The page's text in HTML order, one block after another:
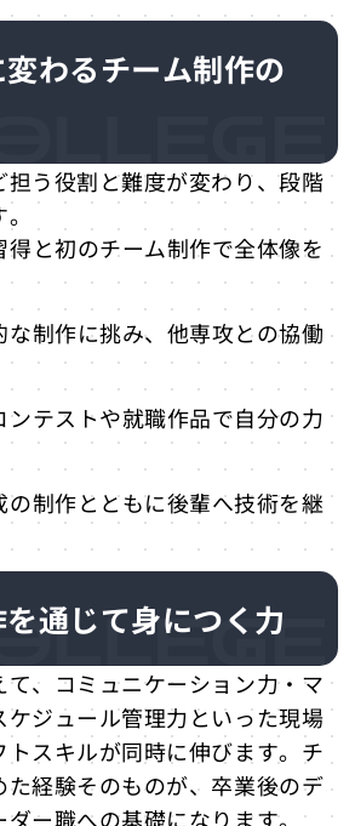
わるチーム制作の
担う役割と難度が変わり、段階
得と初のチーム制作で全体像を
な制作に挑み、他専攻との協働
ンテストや就職作品で自分の力
の制作とともに後輩へ技術を継
通じて身につく力
、コミュニケーション力・マ
ケジュール管理力といった現場
スキルが同時に伸びます。チ
た経験そのものが、卒業後のデ
ー職への基礎になります。